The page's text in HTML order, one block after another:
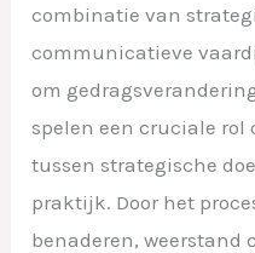
combinatie van
communicatieve
om
spelen een cruciale rol
tussen strategische
praktijk. Door het
benaderen, weerstand